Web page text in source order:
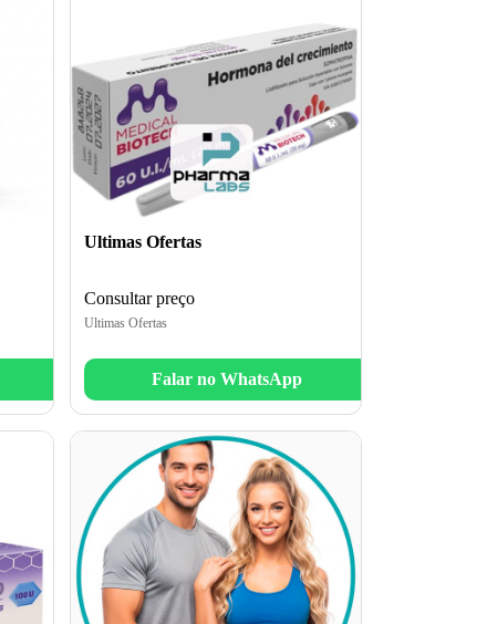
Ultimas Ofertas
Consultar preço
Ultimas Ofertas
Falar no WhatsApp